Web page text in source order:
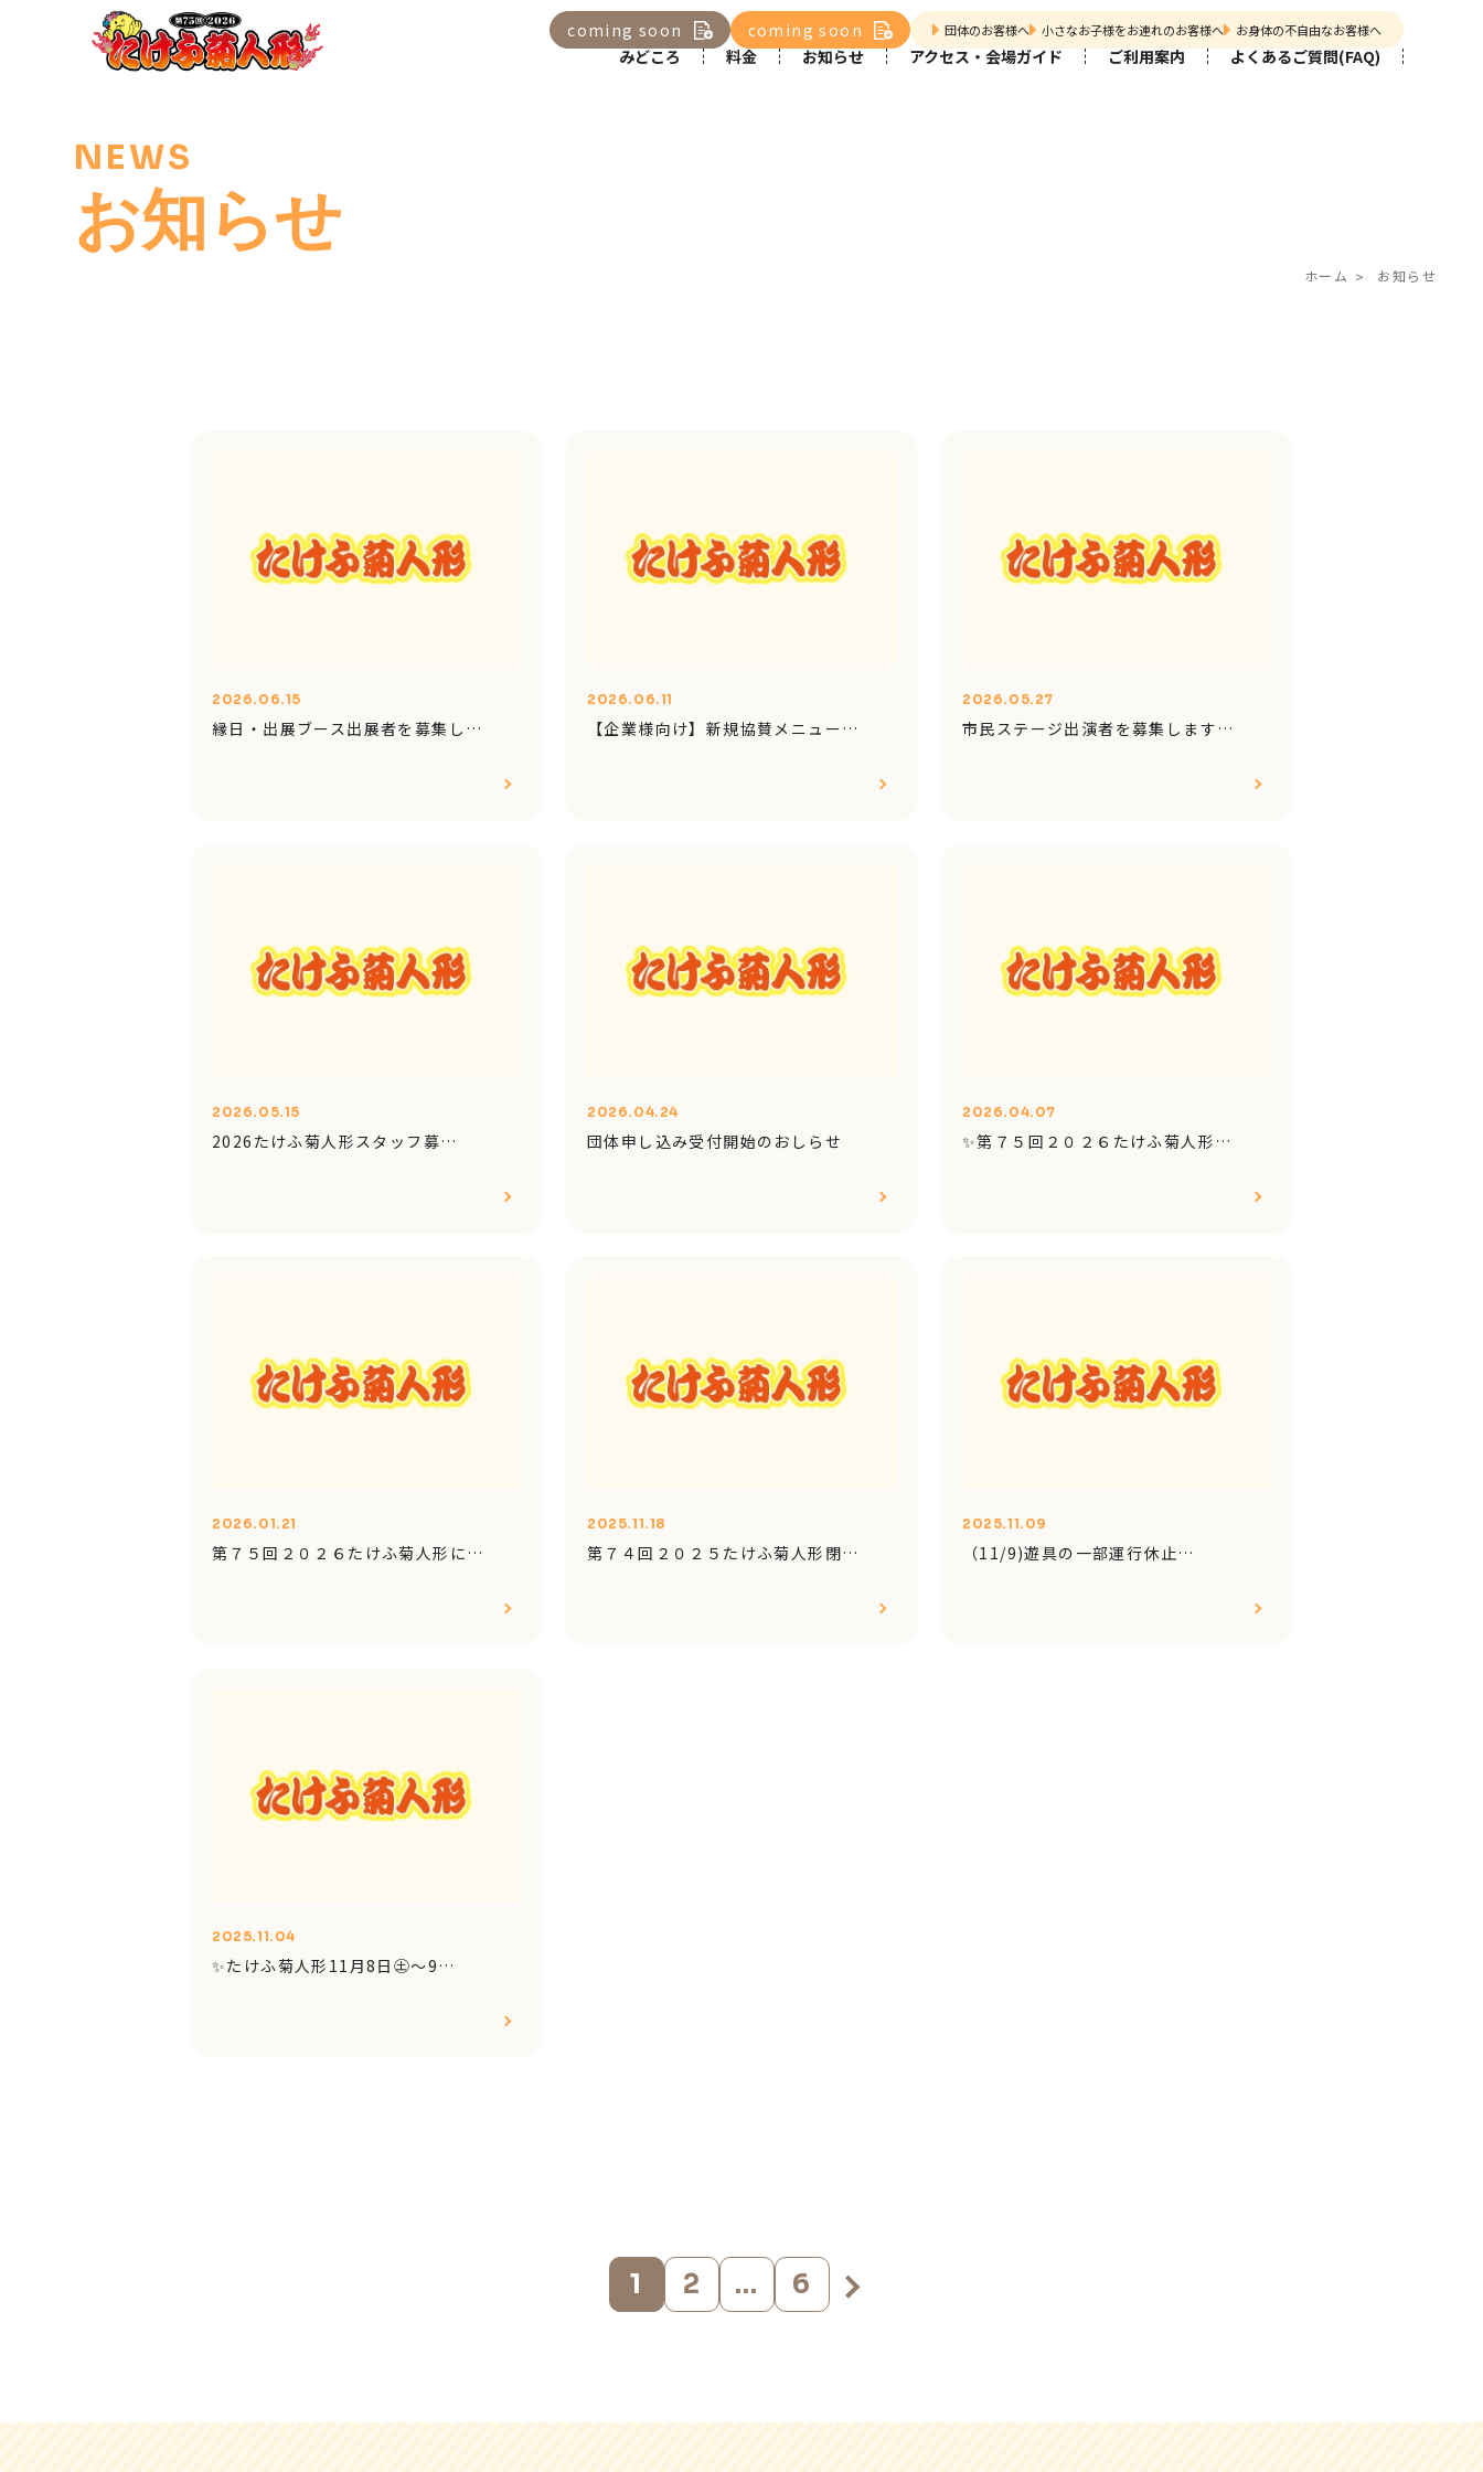
coming soon coming soon 団体のお客様へ 小さなお子様をお連れのお客様へ お身体の不自由なお客様へ
みどころ 料金 お知らせ アクセス・会場ガイド ご利用案内 よくあるご質問(FAQ)
NEWS
お知らせ
ホーム お知らせ
2026.06.15
縁日・出展ブース出展者を募集し…
2026.06.11
【企業様向け】新規協賛メニュー…
2026.05.27
市民ステージ出演者を募集します…
2026.05.15
2026たけふ菊人形スタッフ募…
2026.04.24
団体申し込み受付開始のおしらせ
2026.04.07
✨第７５回２０２６たけふ菊人形…
2026.01.21
第７５回２０２６たけふ菊人形に…
2025.11.18
第７４回２０２５たけふ菊人形閉…
2025.11.09
（11/9)遊具の一部運行休止…
2025.11.04
✨たけふ菊人形11月8日㊏～9…
1 2 … 6